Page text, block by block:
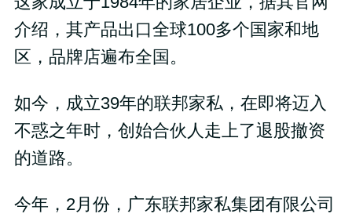
介绍，其产品出口全球100多个国家和地
区，品牌店遍布全国。
如今，成立39年的联邦家私，在即将迈入
不惑之年时，创始合伙人走上了退股撤资
的道路。
今年，2月份，广东联邦家私集团有限公司